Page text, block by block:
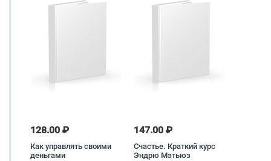
128.00 ₽
Как управлять своими
деньгами
147.00 ₽
Счастье. Краткий курс
Эндрю Мэтьюз